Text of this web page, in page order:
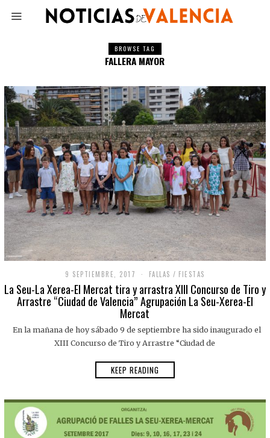
BROWSE TAG
FALLERA MAYOR
9 SEPTIEMBRE, 2017 FALLAS / FIESTAS
La Seu-La Xerea-El Mercat tira y arrastra XIII Concurso de Tiro y
Arrastre “Ciudad de Valencia” Agrupación La Seu-Xerea-El
Mercat
En la mañana de hoy sábado 9 de septiembre ha sido inaugurado el
XIII Concurso de Tiro y Arrastre “Ciudad de
KEEP READING